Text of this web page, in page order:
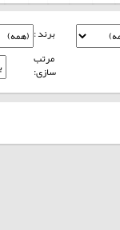
برند :
مرتب
سازی: